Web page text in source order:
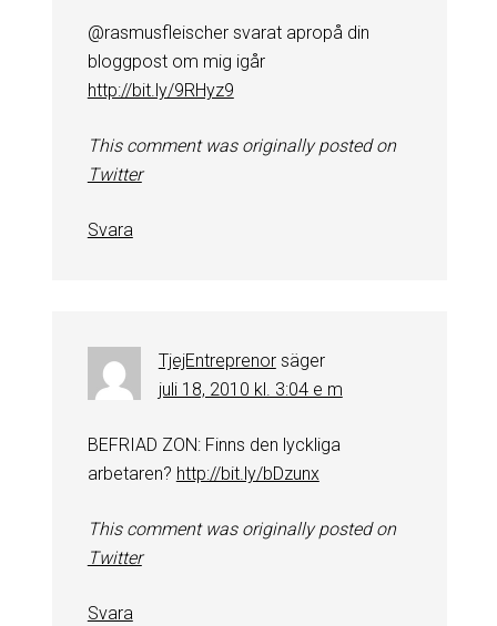
@rasmusfleischer svarat apropå din
bloggpost om mig igår
http://bit.ly/9RHyz9
This comment was originally posted on
Twitter
Svara
TjejEntreprenor säger
juli 18, 2010 kl. 3:04 e m
BEFRIAD ZON: Finns den lyckliga
arbetaren? http://bit.ly/bDzunx
This comment was originally posted on
Twitter
Svara